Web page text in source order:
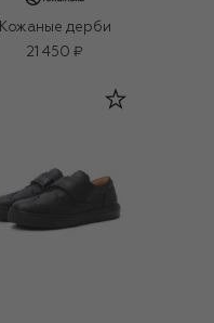
Кожаные дерби
21 450 ₽